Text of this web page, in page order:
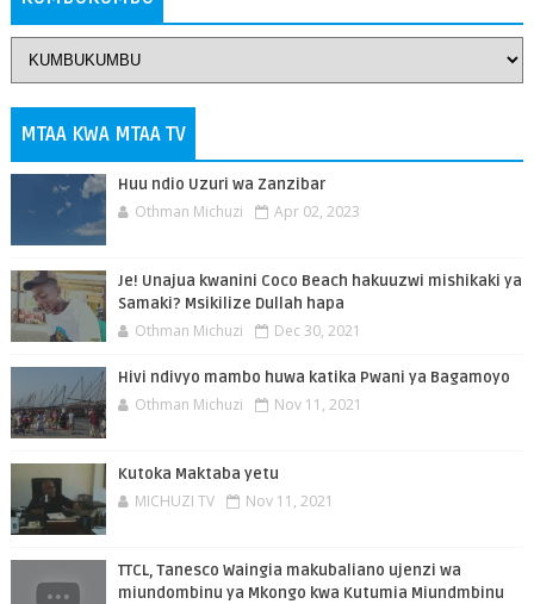
MTAA KWA MTAA TV
Huu ndio Uzuri wa Zanzibar
Othman Michuzi Apr 02, 2023
Je! Unajua kwanini Coco Beach hakuuzwi mishikaki ya
Samaki? Msikilize Dullah hapa
Othman Michuzi Dec 30, 2021
Hivi ndivyo mambo huwa katika Pwani ya Bagamoyo
Othman Michuzi Nov 11, 2021
Kutoka Maktaba yetu
MICHUZI TV Nov 11, 2021
TTCL, Tanesco Waingia makubaliano ujenzi wa
miundombinu ya Mkongo kwa Kutumia Miundmbinu